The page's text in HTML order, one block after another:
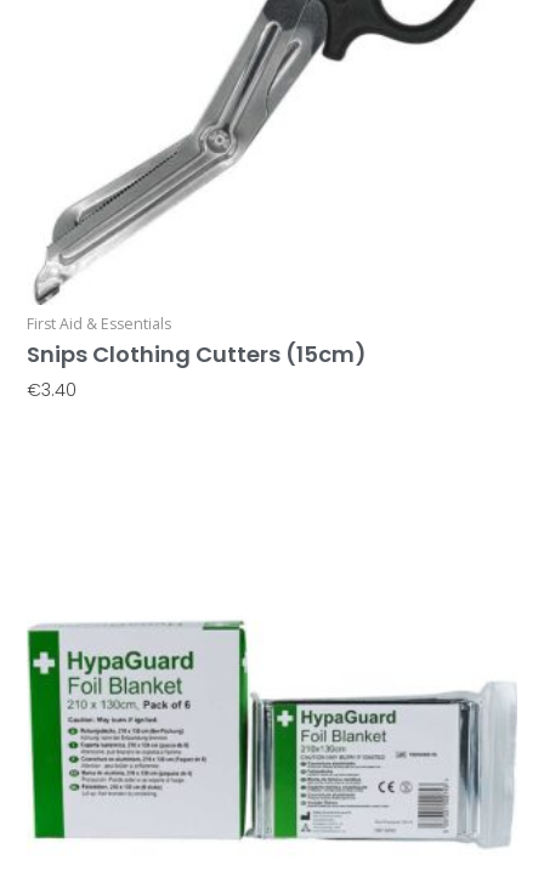
First Aid & Essentials
Snips Clothing Cutters (15cm)
€3.40